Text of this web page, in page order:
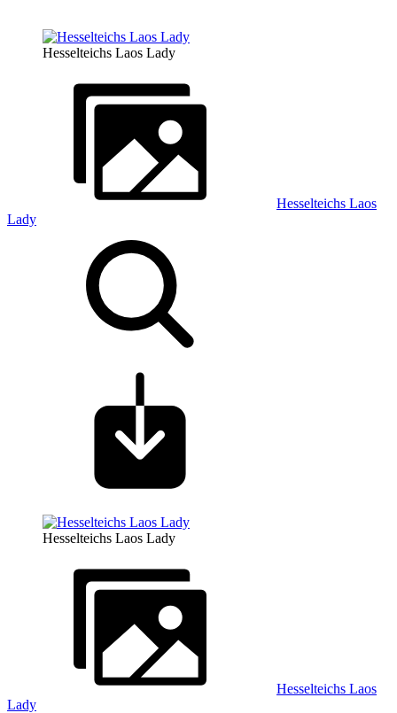
Hesselteichs Laos Lady
Hesselteichs Laos
Lady
Hesselteichs Laos Lady
Hesselteichs Laos
Lady